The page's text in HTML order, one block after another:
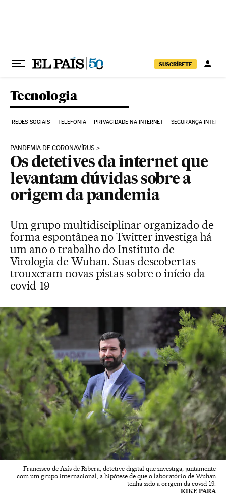
SUSCRÍBETE
Tecnologia
REDES SOCIAIS TELEFONIA PRIVACIDADE NA INTERNET SEGURANÇA
PANDEMIA DE CORONAVÍRUS
Os detetives da internet que
levantam dúvidas sobre a
origem da pandemia
Um grupo multidisciplinar organizado de
forma espontânea no Twitter investiga há
um ano o trabalho do Instituto de
Virologia de Wuhan. Suas descobertas
trouxeram novas pistas sobre o início da
covid-19
Francisco de Asís de Ribera, detetive digital que investiga, juntamente
com um grupo internacional, a hipótese de que o laboratório de Wuhan
tenha sido a origem da covid-19.
KIKE PARA